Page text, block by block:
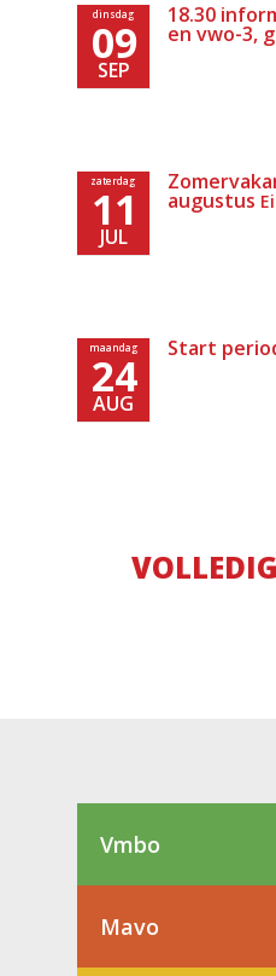
dinsdag
09
SEP
18.30
en vwo-3,
zaterdag
11
JUL
augustus
maandag
24
AUG
Start
Vmbo
Mavo